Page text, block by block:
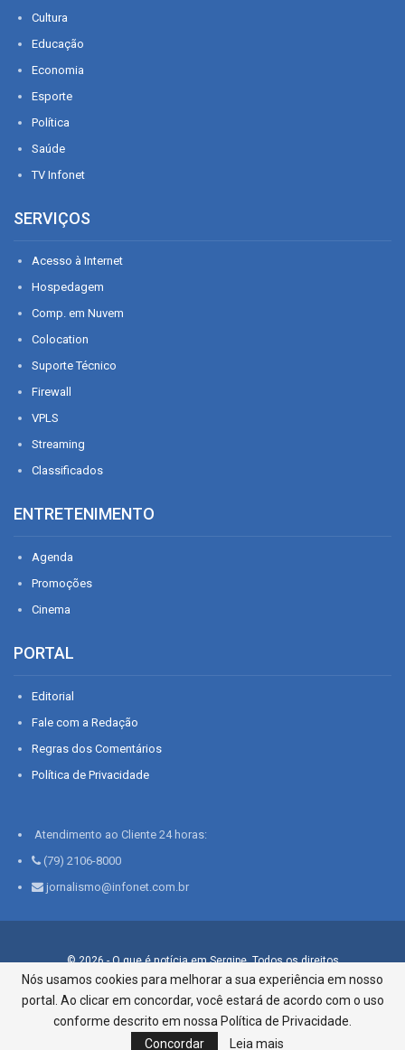
Cultura
Educação
Economia
Esporte
Política
Saúde
TV Infonet
SERVIÇOS
Acesso à Internet
Hospedagem
Comp. em Nuvem
Colocation
Suporte Técnico
Firewall
VPLS
Streaming
Classificados
ENTRETENIMENTO
Agenda
Promoções
Cinema
PORTAL
Editorial
Fale com a Redação
Regras dos Comentários
Política de Privacidade
Atendimento ao Cliente 24 horas:
(79) 2106-8000
jornalismo@infonet.com.br
© 2026 - O que é notícia em Sergipe. Todos os direitos
reservados.
Infonet - Rua Monsenhor Silveira 276, Bairro São José |
Aracaju-SE, CEP 49015-030, Fone: 79.2106.8000 - CI Centro de
Informações LTDA
Nós usamos cookies para melhorar a sua experiência em nosso
portal. Ao clicar em concordar, você estará de acordo com o uso
conforme descrito em nossa Política de Privacidade.
Concordar
Leia mais